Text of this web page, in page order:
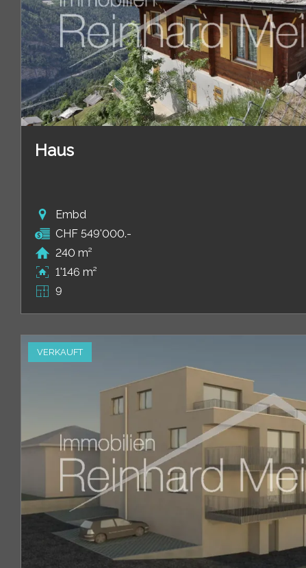
Haus
Embd
CHF 549'000.-
240 m²
1'146 m²
9
VERKAUFT